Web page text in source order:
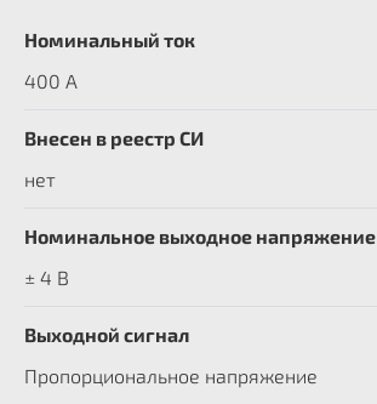
Номинальный ток
400 А
Внесен в реестр СИ
нет
Номинальное выходное напряжение
± 4 В
Выходной сигнал
Пропорциональное напряжение